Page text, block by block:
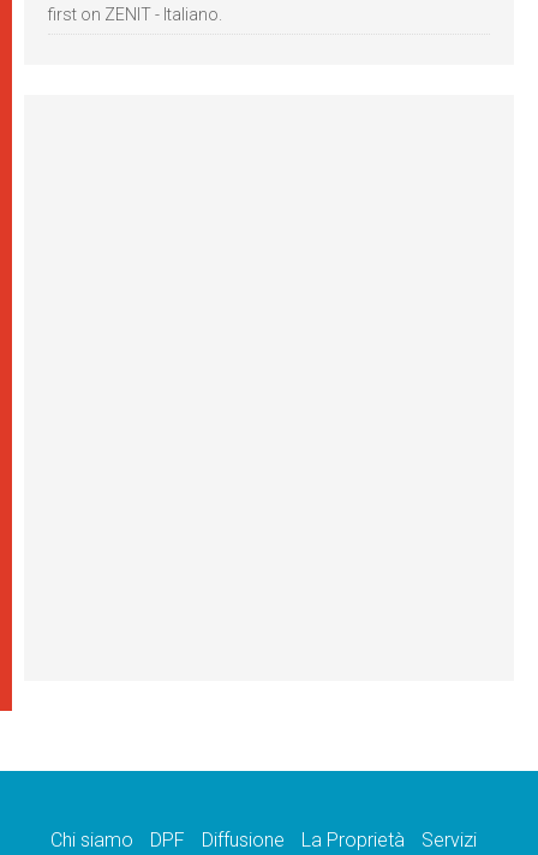
first on ZENIT - Italiano.
Chi siamo DPF Diffusione La Proprietà Servizi